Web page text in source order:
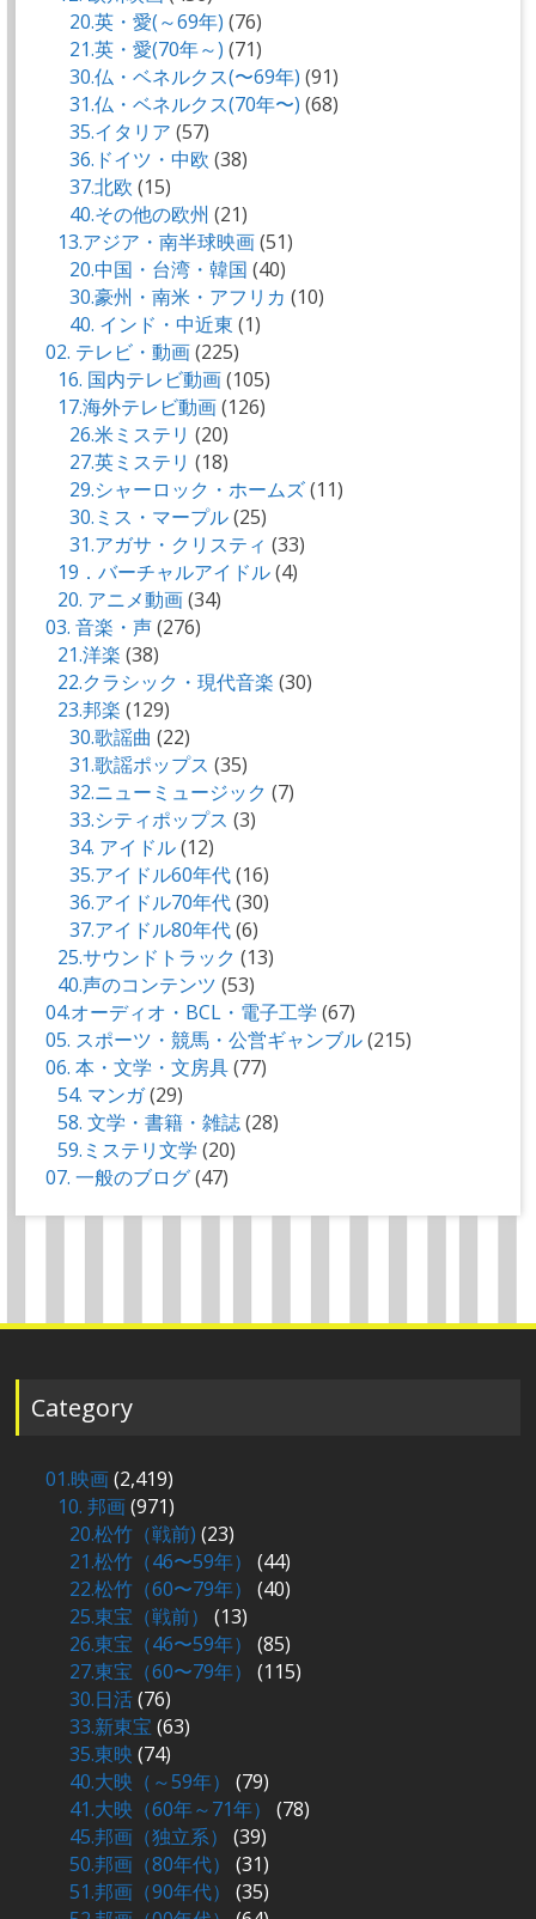
20.英・愛(～69年) (76)
21.英・愛(70年～) (71)
30.仏・ベネルクス(〜69年) (91)
31.仏・ベネルクス(70年〜) (68)
35.イタリア (57)
36.ドイツ・中欧 (38)
37.北欧 (15)
40.その他の欧州 (21)
13.アジア・南半球映画(51)
20.中国・台湾・韓国 (40)
30.豪州・南米・アフリカ (10)
40. インド・中近東 (1)
02. テレビ・動画(225)
16. 国内テレビ動画(105)
17.海外テレビ動画(126)
26.米ミステリ (20)
27.英ミステリ (18)
29.シャーロック・ホームズ(11)
30.ミス・マープル(25)
31.アガサ・クリスティ (33)
19．バーチャルアイドル(4)
20. アニメ動画(34)
03. 音楽・声(276)
21.洋楽 (38)
22.クラシック・現代音楽 (30)
23.邦楽 (129)
30.歌謡曲 (22)
31.歌謡ポップス (35)
32.ニューミュージック (7)
33.シティポップス (3)
34. アイドル(12)
35.アイドル60年代(16)
36.アイドル70年代(30)
37.アイドル80年代(6)
25.サウンドトラック (13)
40.声のコンテンツ (53)
04.オーディオ・BCL・電子工学 (67)
05. スポーツ・競馬・公営ギャンブル(215)
06. 本・文学・文房具(77)
54. マンガ(29)
58. 文学・書籍・雑誌(28)
59.ミステリ文学 (20)
07. 一般のブログ(47)
Category
01.映画(2,419)
10. 邦画(971)
20.松竹（戦前) (23)
21.松竹（46〜59年）
(44)
22.松竹（60〜79年）
(40)
25.東宝（戦前）
(13)
26.東宝（46〜59年）
(85)
27.東宝（60〜79年）
(115)
30.日活(76)
33.新東宝(63)
35.東映 (74)
40.大映（～59年）
(79)
41.大映（60年～71年）
(78)
45.邦画（独立系）
(39)
50.邦画（80年代）
(31)
51.邦画（90年代）
(35)